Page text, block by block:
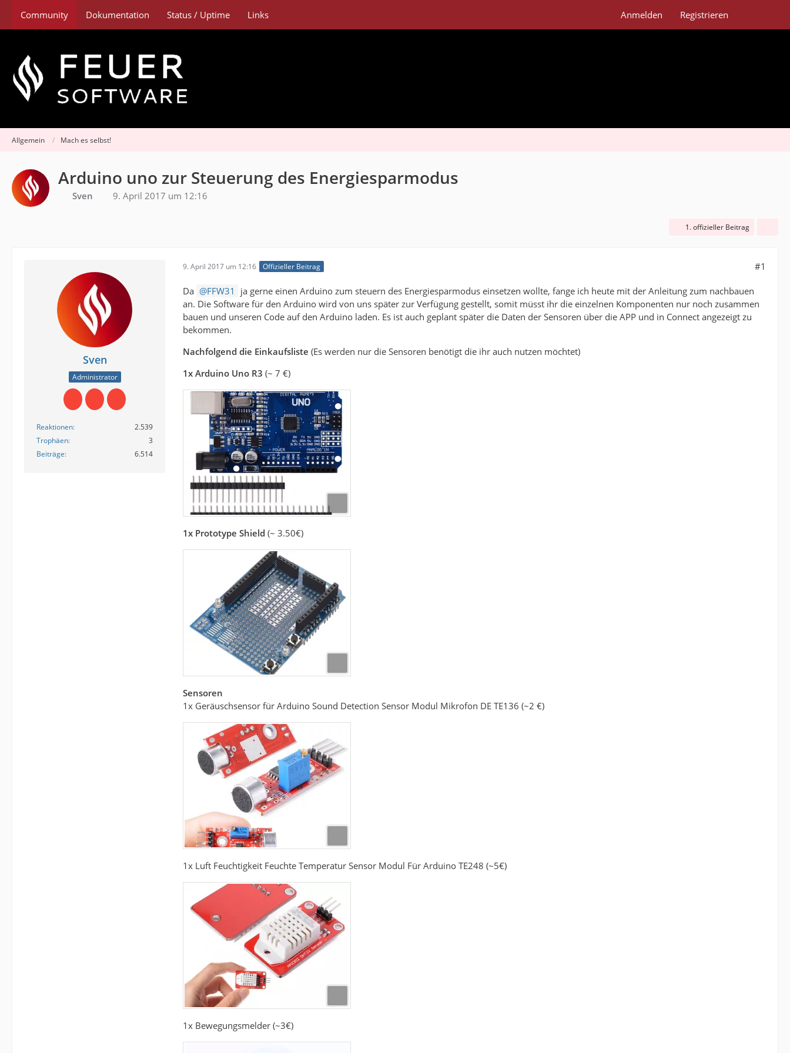
Community Dokumentation Status / Uptime Links Anmelden Registrieren
Allgemein Mach es selbst!
Arduino uno zur Steuerung des Energiesparmodus
Sven 9. April 2017 um 12:16
1. offizieller Beitrag
Sven
Administrator
Reaktionen
2.539
Trophäen
3
Beiträge
6.514
9. April 2017 um 12:16 Offizieller Beitrag #1
Da FFW31
ja gerne einen Arduino zum steuern des Energiesparmodus einsetzen wollte, fange ich heute mit der Anleitung zum nachbauen
an. Die Software für den Arduino wird von uns später zur Verfügung gestellt, somit müsst ihr die einzelnen Komponenten nur noch zusammen
bauen und unseren Code auf den Arduino laden. Es ist auch geplant später die Daten der Sensoren über die APP und in Connect angezeigt zu
bekommen.
Nachfolgend die Einkaufsliste (Es werden nur die Sensoren benötigt die ihr auch nutzen möchtet)
1x Arduino Uno R3 (~ 7 €)
1x Prototype Shield (~ 3.50€)
Sensoren
1x Geräuschsensor für Arduino Sound Detection Sensor Modul Mikrofon DE TE136 (~2 €)
1x Luft Feuchtigkeit Feuchte Temperatur Sensor Modul Für Arduino TE248 (~5€)
1x Bewegungsmelder (~3€)